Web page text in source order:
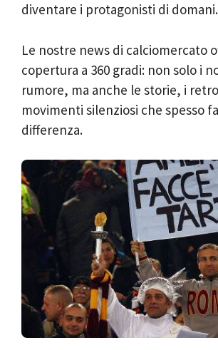
diventare i protagonisti di domani.
Le nostre news di calciomercato
copertura a 360 gradi: non solo i
rumore, ma anche le storie, i
movimenti silenziosi che spesso
differenza.